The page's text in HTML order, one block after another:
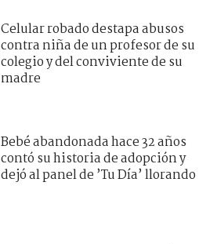
Celular robado destapa abusos
contra niña de un profesor de su
colegio y del conviviente de su
madre
Bebé abandonada hace 32 años
contó su historia de adopción y
dejó al panel de ’Tu Día’ llorando